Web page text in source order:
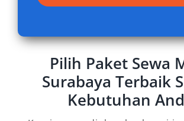
profesional umumnya
berikut:
Armada bersih dan rutin
Sopir berpengalaman dan
Opsi lepas kunci atau
Pilih Paket Sewa
Surabaya Terbaik
Kebutuhan